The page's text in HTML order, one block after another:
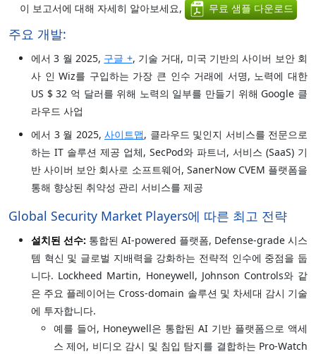
이 보고서에 대해 자세히 알아보세요, 무료 샘플 다운로드
주요 개발:
에서 3 월 2025, 구글 +, 기술 거대, 미국 기반의 사이버 보안 회
사 인 Wiz를 구입하는 가장 큰 인수 거래에 서명, 노력에 대한
US $ 32 억 달러를 위해 노력의 일부를 만들기 위해 Google 클
라우드 사업
에서 3 월 2025, 사이트맵, 클라우드 및인지 서비스를 전문으로
하는 IT 솔루션 제공 업체, SecPod와 파트너, 서비스 (SaaS) 기
반 사이버 보안 회사로 소프트웨어, SanerNow CVEM 플랫폼을
통해 향상된 취약성 관리 서비스를 제공
Global Security Market Players에 따른 최고 전략
설치된 선수: 통합된 AI-powered 플랫폼, Defense-grade 시스
템 혁신 및 글로벌 지배력을 강화하는 전략적 인수에 중점을 둡
니다. Lockheed Martin, Honeywell, Johnson Controls와 같
은 주요 플레이어는 Cross-domain 솔루션 및 차세대 감시 기술
에 투자합니다.
예를 들어, Honeywell은 통합된 AI 기반 플랫폼으로 액세
스 제어, 비디오 감시 및 침입 탐지를 결합하는 Pro-Watch